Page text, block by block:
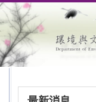
跳
到
主
要
內
容